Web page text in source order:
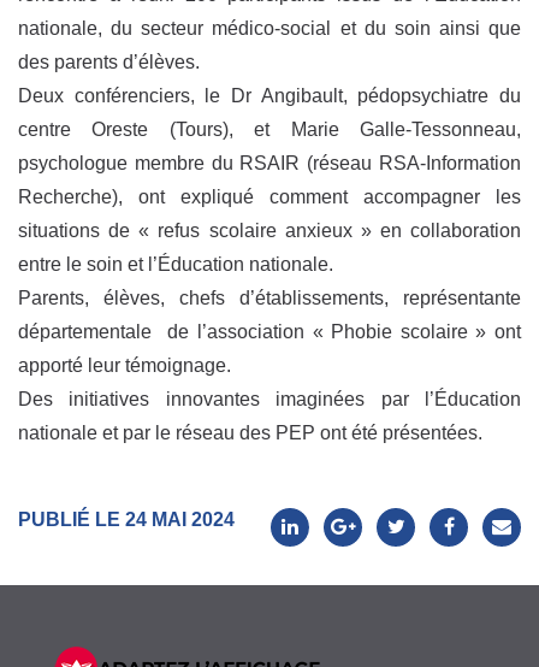
nationale, du secteur médico-social et du soin ainsi que
des parents d’élèves.
Deux conférenciers, le Dr Angibault, pédopsychiatre du
centre Oreste (Tours), et Marie Galle-Tessonneau,
psychologue membre du RSAIR (réseau RSA-Information
Recherche), ont expliqué comment accompagner les
situations de « refus scolaire anxieux » en collaboration
entre le soin et l’Éducation nationale.
Parents, élèves, chefs d’établissements, représentante
départementale de l’association « Phobie scolaire » ont
apporté leur témoignage.
Des initiatives innovantes imaginées par l’Éducation
nationale et par le réseau des PEP ont été présentées.
PUBLIÉ LE 24 MAI 2024